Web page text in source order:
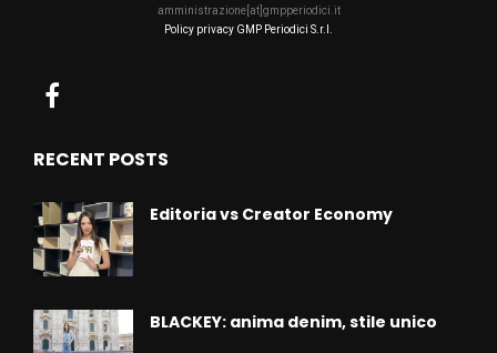
amministrazione[at]gmpperiodici.it
Policy privacy GMP Periodici S.r.l.
RECENT POSTS
Editoria vs Creator Economy
BLACKEY: anima denim, stile unico